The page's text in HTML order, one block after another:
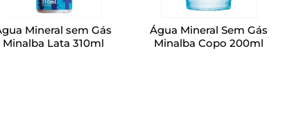
Mineral sem Gás
Minalba Lata 310ml
Água Mineral Sem Gás
Minalba Copo 200ml